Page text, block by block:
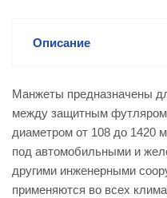
Описание
Манжеты предназначены
между защитным
диаметром от 108 до 1420
под автомобильными и
другими инженерными
применяются во всех